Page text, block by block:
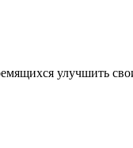
улучшить